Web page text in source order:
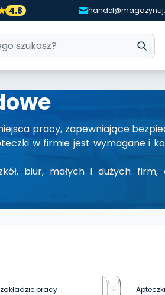
4.8
pracy, zapewniające
w firmie jest wymagane i
biur, małych i dużych
pracy